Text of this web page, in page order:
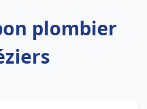
plombier